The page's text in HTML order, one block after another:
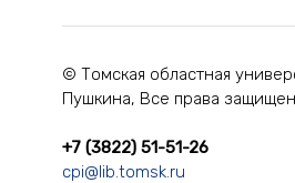
© Томская областная
Пушкина, Все права
+7 (3822) 51-51-26
cpi@lib.tomsk.ru